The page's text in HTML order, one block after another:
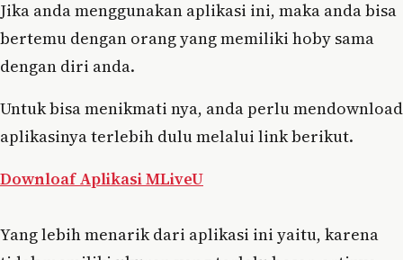
Jika anda menggunakan aplikasi ini, maka anda bisa
bertemu dengan orang yang memiliki hoby sama
dengan diri anda.
Untuk bisa menikmati nya, anda perlu mendownload
aplikasinya terlebih dulu melalui link berikut.
Downloaf Aplikasi MLiveU
Yang lebih menarik dari aplikasi ini yaitu, karena